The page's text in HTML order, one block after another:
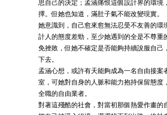
思自己的決定；孟涵痛恨這個設計界的環境
擇。但她也知道，滿肚子氣不能改變現實。
她意識到，自己愈來愈無法忍受不友善的環
計人的態度差勁，至少她遇到的全是不尊重
免挫敗，但她不確定是否能夠持續說服自己
下去。
孟涵心想，或許有天能夠成為一名自由接案
室，可她對自身的人脈和能力抱持保留態度
全職的自由業者。
對著這殘酷的社會，對當初那個熱愛作畫的